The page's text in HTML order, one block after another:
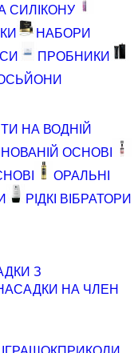
СИЛІКОНУ
НАБОРИ
ПРОБНИКИ
НА ВОДНІЙ
ОСНОВІ
ОРАЛЬНІ
РІДКІ ВІБРАТОРИ
З
НА ЧЛЕН